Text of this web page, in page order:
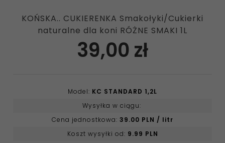
KOŃSKA.. CUKIERENKA Smakołyki/Cukierki
naturalne dla koni RÓŻNE SMAKI 1L
39,00 zł
Model: KC STANDARD 1,2L
Wysyłka w ciągu:
Cena jednostkowa: 39.00 PLN / litr
Koszt wysyłki od: 9.99 PLN